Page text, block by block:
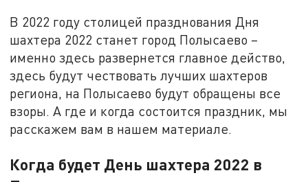
В 2022 году столицей празднования Дня
шахтера 2022 станет город Полысаево –
именно здесь развернется главное действо,
здесь будут чествовать лучших шахтеров
региона, на Полысаево будут обращены все
взоры. А где и когда состоится праздник, мы
расскажем вам в нашем материале.
Когда будет День шахтера 2022 в